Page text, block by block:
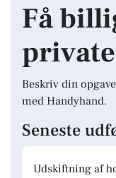
Få
Beskriv din
med Handyhand.
Seneste
Udskiftning af